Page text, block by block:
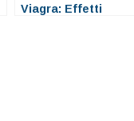
Viagra: Effetti